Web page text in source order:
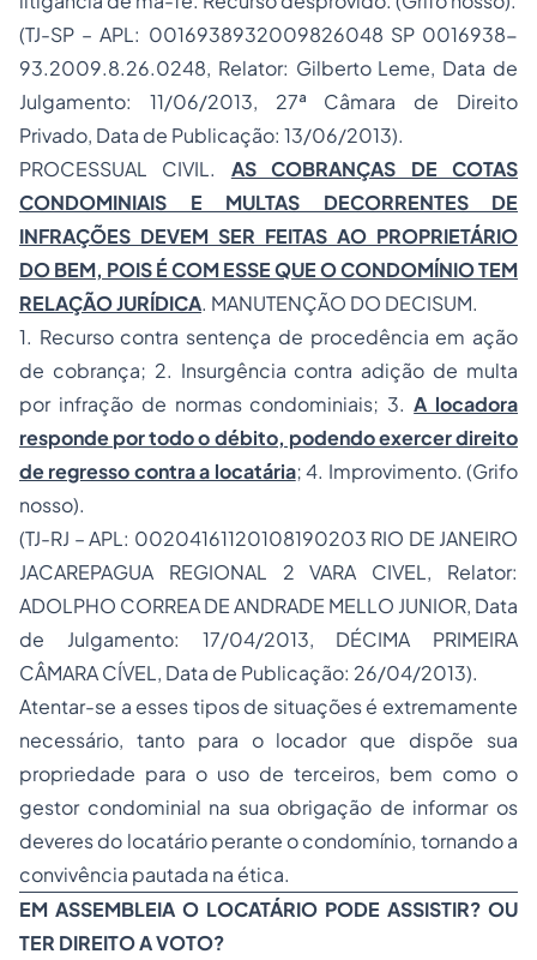
(TJ-SP – APL: 0016938932009826048 SP 0016938-
93.2009.8.26.0248, Relator: Gilberto Leme, Data de
Julgamento: 11/06/2013, 27ª Câmara de Direito
Privado, Data de Publicação: 13/06/2013).
PROCESSUAL CIVIL. AS COBRANÇAS DE COTAS
CONDOMINIAIS E MULTAS DECORRENTES DE
INFRAÇÕES DEVEM SER FEITAS AO PROPRIETÁRIO
DO BEM, POIS É COM ESSE QUE O CONDOMÍNIO TEM
RELAÇÃO JURÍDICA. MANUTENÇÃO DO DECISUM.
1. Recurso contra sentença de procedência em ação
de cobrança; 2. Insurgência contra adição de multa
por infração de normas condominiais; 3.A locadora
responde por todo o débito, podendo exercer direito
de regresso contra a locatária; 4. Improvimento. (Grifo
nosso).
(TJ-RJ – APL: 00204161120108190203 RIO DE JANEIRO
JACAREPAGUA REGIONAL 2 VARA CIVEL, Relator:
ADOLPHO CORREA DE ANDRADE MELLO JUNIOR, Data
de Julgamento: 17/04/2013, DÉCIMA PRIMEIRA
CÂMARA CÍVEL, Data de Publicação: 26/04/2013).
Atentar-se a esses tipos de situações é extremamente
necessário, tanto para o locador que dispõe sua
propriedade para o uso de terceiros, bem como o
gestor condominial na sua obrigação de informar os
deveres do locatário perante o condomínio, tornando a
convivência pautada na ética.
EM ASSEMBLEIA O LOCATÁRIO PODE ASSISTIR? OU
TER DIREITO A VOTO?